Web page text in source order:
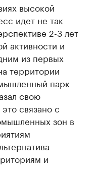
высокой
идет не так
2-3 лет
активности и
из первых
территории
парк
свою
связано с
зон в
и